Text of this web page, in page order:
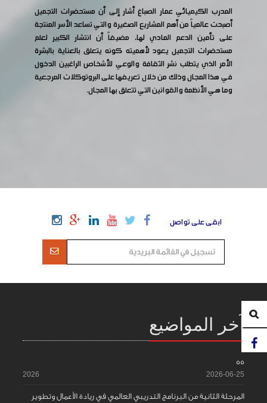
المدرب الكيميائي عمار الصباغ أشار إلى أن مستحضرات التجميل
أصبحت عالمياً من أهم المشاريع الصغيرة والتي تساعد الأسر المنتجة
على تأمين الدعم المادي لها، مضيفاً أن انتشار الكبير لعلم
مستحضرات التجميل يعود لأهميته كونه يتعلق بالعناية بالبشرة
الأمر الذي يتطلب نشر الثقافة والوعي للأشخاص الراغبين الدخول
في هذا المجال وذلك من خلال تعريفها على البروتوكلات المرجعية
وما هي الأنظمة والقوانين التي تتعلق بها المجال.
ابقى على تواصل
آخر المواضيع
55
2026-06-25
2026
المرحلة الثانية من البرنامج التدريبي العالمي في ريادة الأعمال وتطوير